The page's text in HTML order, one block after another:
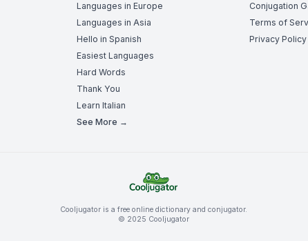
Languages in Europe
Languages in Asia
Hello in Spanish
Easiest Languages
Hard Words
Thank You
Learn Italian
See More →
Conjugation
Terms of
Privacy Policy
Cooljugator is a free online dictionary and conjugator.
© 2025 Cooljugator